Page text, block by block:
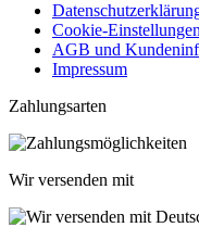
Cookie-Einstellungen
AGB und
Impressum
Zahlungsarten
Wir versenden mit